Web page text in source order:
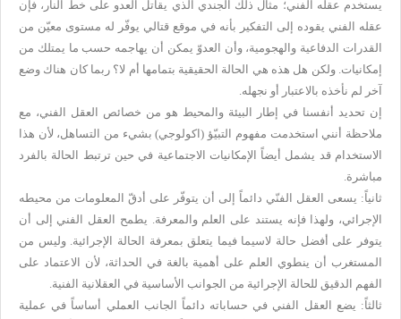
يستخدم عقله الفني؛ مثال ذلك الجندي الذي يقاتل العدو على خطّ النار، فإن
عقله الفني يقوده إلى التفكير بأنه في موقع قتالي يوفّر له مستوى معيّن من
القدرات الدفاعية والهجومية، وأن العدوّ يمكن أن يهاجمه حسب ما يمتلك من
إمكانيات. ولكن هل هذه هي الحالة الحقيقية بتمامها أم لا؟ ربما كان هناك وضع
آخر لم نأخذه بالاعتبار أو نجهله.
إن تحديد أنفسنا في إطار البيئة والمحيط هو من خصائص العقل الفني، مع
ملاحظة أنني استخدمت مفهوم التبيّؤ (اكولوجي) بشيء من التساهل، لأن هذا
الاستخدام قد يشمل أيضاً الإمكانيات الاجتماعية في حين ترتبط الحالة بالفرد
مباشرة.
ثانياً: يسعى العقل الفنّي دائماً إلى أن يتوفّر على أدقّ المعلومات من محيطه
الإجرائي، ولهذا فإنه يستند على العلم والمعرفة. يطمح العقل الفني إلى أن
يتوفر على أفضل حالة لاسيما فيما يتعلق بمعرفة الحالة الإجرائية. وليس من
المستغرب أن ينطوي العلم على أهمية بالغة في الحداثة، لأن الاعتماد على
الفهم الدقيق للحالة الإجرائية من الجوانب الأساسية في العقلانية الفنية.
ثالثاً: يضع العقل الفني في حساباته دائماً الجانب العملي أساساً في عملية